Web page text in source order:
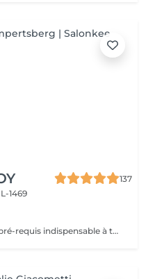
137
1469
GOMMAGE MODELANT Il est le pré-requis indispensable à tout soin de la peau en associant exfoliation et massage pour une peau infiniment douce et lisse. Ce soin sur-mesure du corps apporte une action très complète mêlant relaxation et soin de la peau. Ses bienfaits : amélioration du taux d'hydratation de la peau lissage et douceur de la surface cutanée assouplissement de la peau amélioration de l'éclat de la peau.